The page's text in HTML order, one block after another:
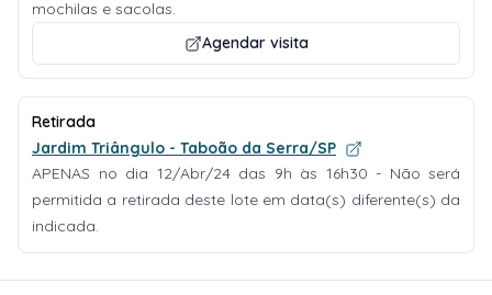
mochilas e sacolas.
Agendar visita
Retirada
Jardim Triângulo - Taboão da Serra/SP
APENAS no dia 12/Abr/24 das 9h às 16h30 - Não será
permitida a retirada deste lote em data(s) diferente(s) da
indicada.